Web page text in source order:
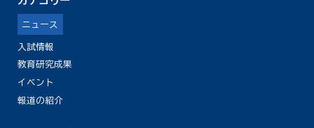
ニュース
入試情報
教育研究成果
イベント
報道の紹介